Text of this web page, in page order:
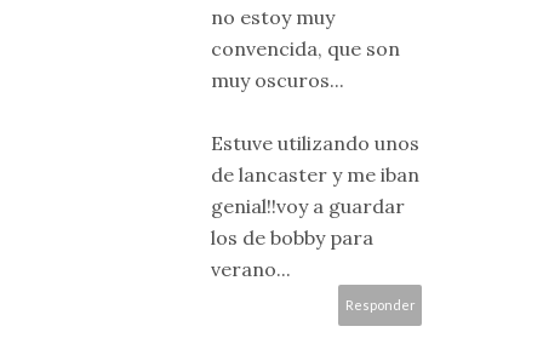
no estoy muy
convencida, que son
muy oscuros...
Estuve utilizando unos
de lancaster y me iban
genial!!voy a guardar
los de bobby para
verano...
Responder